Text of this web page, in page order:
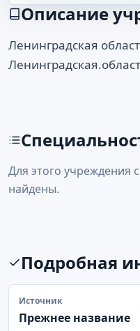
Описание
Ленинградская
Для этого учреждения
найдены.
Подробная
Источник
Прежнее название